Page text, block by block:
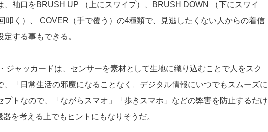
袖口をBRUSH UP （上にスワイプ）、BRUSH DOWN （下にスワイ
叩く）、 COVER（手で覆う）の4種類で、見逃したくない人からの着信
する事もできる。
ャッカードは、センサーを素材として生地に織り込むことで人をスク
、「日常生活の邪魔になることなく、デジタル情報にいつでもスムーズに
プトなので、「ながらスマオ」「歩きスマホ」などの弊害を防止するだけ
を考える上でもヒントにもなりそうだ。